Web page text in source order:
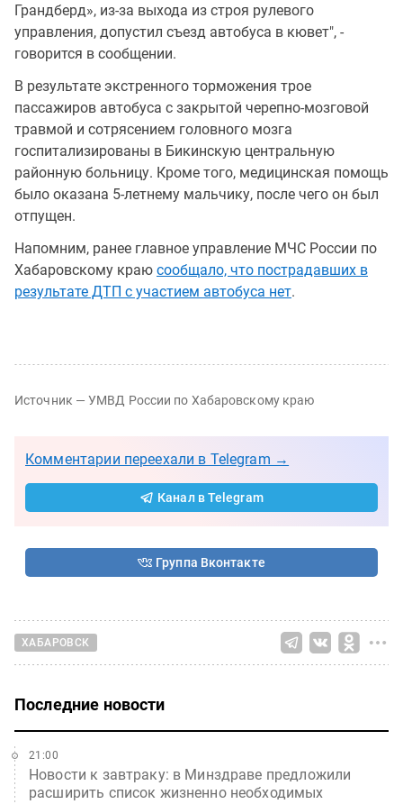
Грандберд», из-за выхода из строя рулевого
управления, допустил съезд автобуса в кювет", -
говорится в сообщении.
В результате экстренного торможения трое
пассажиров автобуса с закрытой черепно-мозговой
травмой и сотрясением головного мозга
госпитализированы в Бикинскую центральную
районную больницу. Кроме того, медицинская помощь
было оказана 5-летнему мальчику, после чего он был
отпущен.
Напомним, ранее главное управление МЧС России по
Хабаровскому краю сообщало, что пострадавших в
результате ДТП с участием автобуса нет.
Источник — УМВД России по Хабаровскому краю
Комментарии переехали в Telegram →
Канал в Telegram
Группа Вконтакте
ХАБАРОВСК
Последние новости
Новости к завтраку: в Минздраве предложили
расширить список жизненно необходимых
21:00